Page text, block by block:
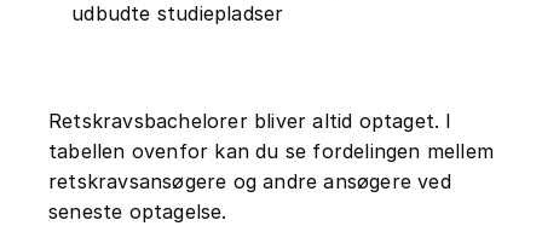
udbudte studiepladser
Retskravsbachelorer bliver altid optaget. I
tabellen ovenfor kan du se fordelingen mellem
retskravsansøgere og andre ansøgere ved
seneste optagelse.